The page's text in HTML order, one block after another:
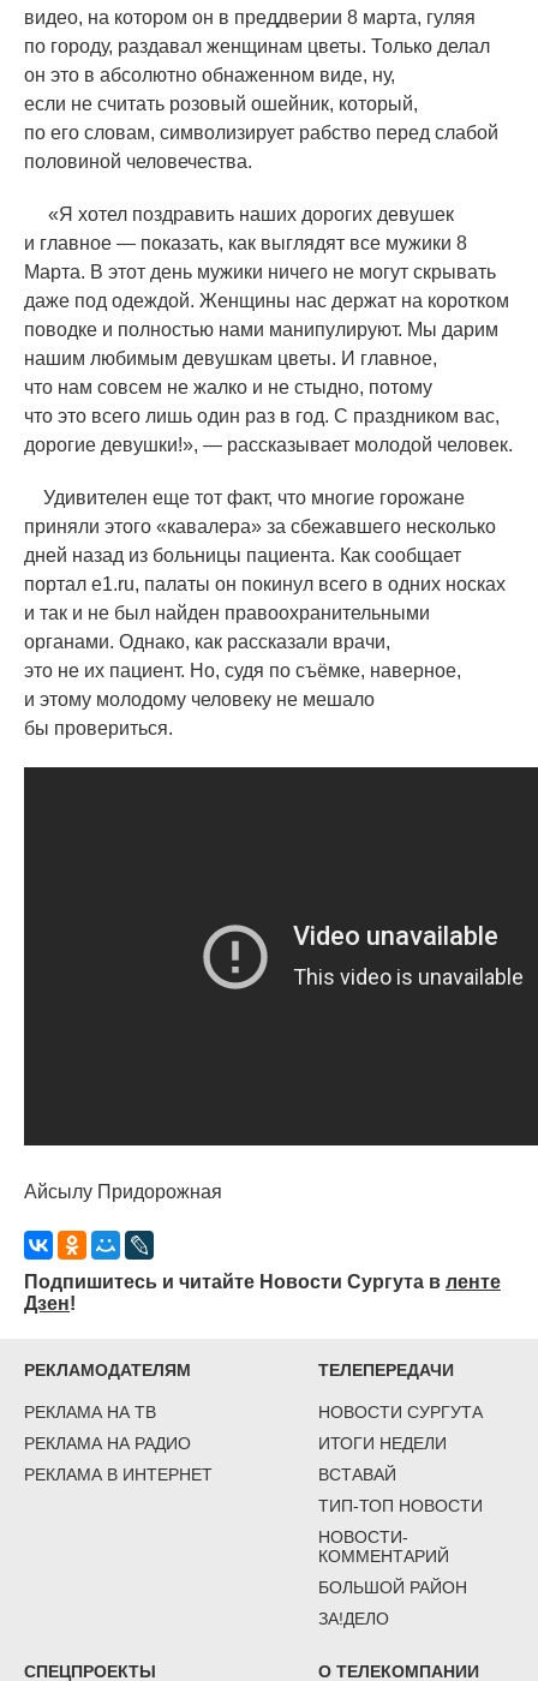
видео, на котором он в преддверии 8 марта, гуляя
по городу, раздавал женщинам цветы. Только делал
он это в абсолютно обнаженном виде, ну,
если не считать розовый ошейник, который,
по его словам, символизирует рабство перед слабой
половиной человечества.
«Я хотел поздравить наших дорогих девушек
и главное — показать, как выглядят все мужики 8
Марта. В этот день мужики ничего не могут скрывать
даже под одеждой. Женщины нас держат на коротком
поводке и полностью нами манипулируют. Мы дарим
нашим любимым девушкам цветы. И главное,
что нам совсем не жалко и не стыдно, потому
что это всего лишь один раз в год. С праздником вас,
дорогие девушки!», — рассказывает молодой человек.
Удивителен еще тот факт, что многие горожане
приняли этого «кавалера» за сбежавшего несколько
дней назад из больницы пациента. Как сообщает
портал e1.ru, палаты он покинул всего в одних носках
и так и не был найден правоохранительными
органами. Однако, как рассказали врачи,
это не их пациент. Но, судя по съёмке, наверное,
и этому молодому человеку не мешало
бы провериться.
Айсылу Придорожная
Подпишитесь и читайте Новости Сургута в ленте
Дзен!
РЕКЛАМОДАТЕЛЯМ
РЕКЛАМА НА ТВ
РЕКЛАМА НА РАДИО
РЕКЛАМА В ИНТЕРНЕТ
ТЕЛЕПЕРЕДАЧИ
НОВОСТИ СУРГУТА
ИТОГИ НЕДЕЛИ
ВСТАВАЙ
ТИП-ТОП НОВОСТИ
НОВОСТИ-
КОММЕНТАРИЙ
БОЛЬШОЙ РАЙОН
ЗА!ДЕЛО
СПЕЦПРОЕКТЫ О ТЕЛЕКОМПАНИИ